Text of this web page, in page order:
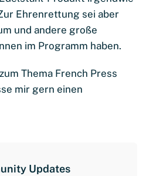
Ehrenrettung sei aber
und andere große
im Programm haben.
Thema French Press
mir gern einen
Updates